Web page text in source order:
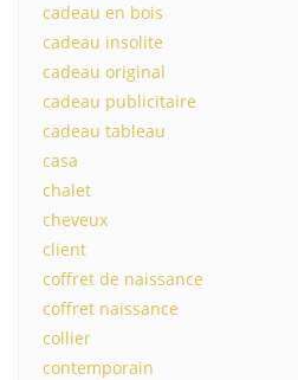
cadeau en bois
cadeau insolite
cadeau original
cadeau publicitaire
cadeau tableau
casa
chalet
cheveux
client
coffret de naissance
coffret naissance
collier
contemporain